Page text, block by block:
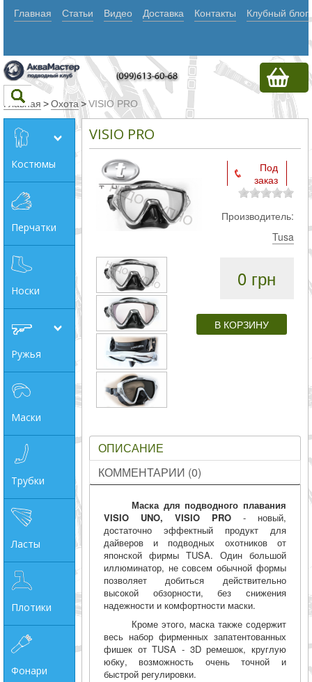
Главная Статьи Видео Доставка Контакты Клубный блог
Текст
Искать
Любое из
слов
слова
Точное
Категории
Производитель
от
до
грн
Главная >Охота >VISIO PRO
Костюмы
Перчатки
Носки
Ружья
Маски
Трубки
Ласты
Плотики
Фонари
VISIO PRO
Под
заказ
Производитель:
Tusa
0 грн
ОПИСАНИЕ
КОММЕНТАРИИ (0)
Маска для подводного плавания
VISIO UNO, VISIO PRO- новый,
достаточно эффектный продукт для
дайверов и подводных охотников от
японской фирмы TUSA. Один большой
иллюминатор, не совсем обычной формы
позволяет добиться действительно
высокой обзорности, без снижения
надежности и комфортности маски.
Кроме этого, маска также содержит
весь набор фирменных запатентованных
фишек от TUSA - 3D ремешок, круглую
юбку, возможность очень точной и
быстрой регулировки.